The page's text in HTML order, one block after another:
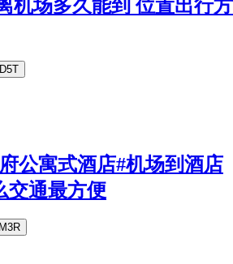
机场多久能到 位置出行方
公寓式酒店#机场到酒店
交通最方便